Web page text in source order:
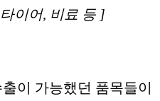
이어, 비료 등 ]
이 가능했던 품목들이